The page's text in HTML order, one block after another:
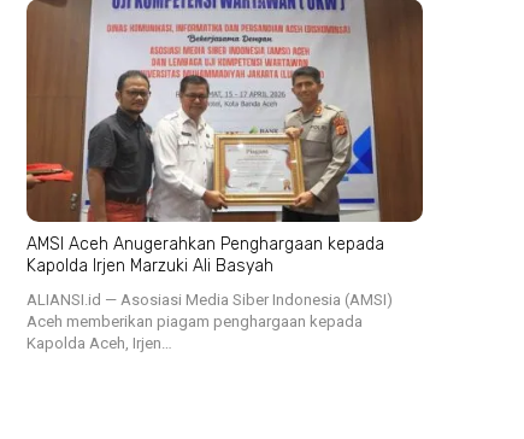
AMSI Aceh Anugerahkan Penghargaan kepada
Kapolda Irjen Marzuki Ali Basyah
ALIANSI.id — Asosiasi Media Siber Indonesia (AMSI)
Aceh memberikan piagam penghargaan kepada
Kapolda Aceh, Irjen…